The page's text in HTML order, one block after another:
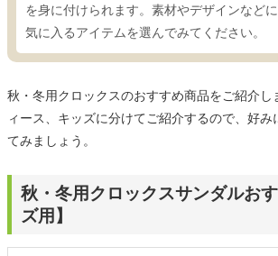
を身に付けられます。素材やデザインなど
気に入るアイテムを選んでみてください。
秋・冬用クロックスのおすすめ商品をご紹介し
ィース、キッズに分けてご紹介するので、好み
てみましょう。
秋・冬用クロックスサンダルお
ズ用】